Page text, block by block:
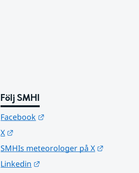
Följ SMHI
Facebook
X
SMHIs meteorologer på X
Linkedin